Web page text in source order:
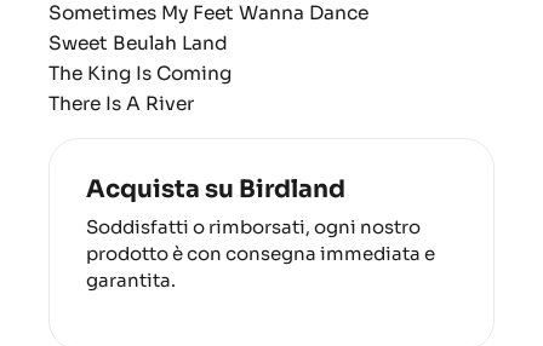
Sometimes My Feet Wanna Dance
Sweet Beulah Land
The King Is Coming
There Is A River
Acquista su Birdland
Soddisfatti o rimborsati, ogni nostro
prodotto è con consegna immediata e
garantita.